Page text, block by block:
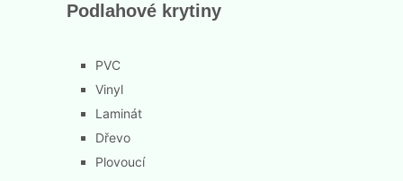
Podlahové krytiny
PVC
Vinyl
Laminát
Dřevo
Plovoucí